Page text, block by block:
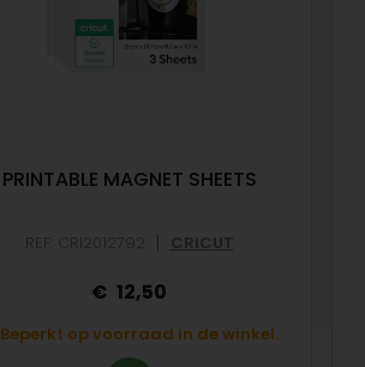
PRINTABLE MAGNET SHEETS
| CRICUT
12,50
Beperkt op voorraad in de winkel.